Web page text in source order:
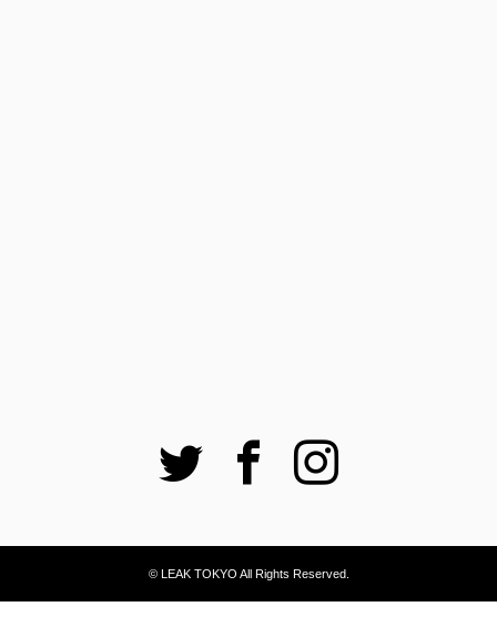
Twitter Facebook
© LEAK TOKYO All Rights Reserved.